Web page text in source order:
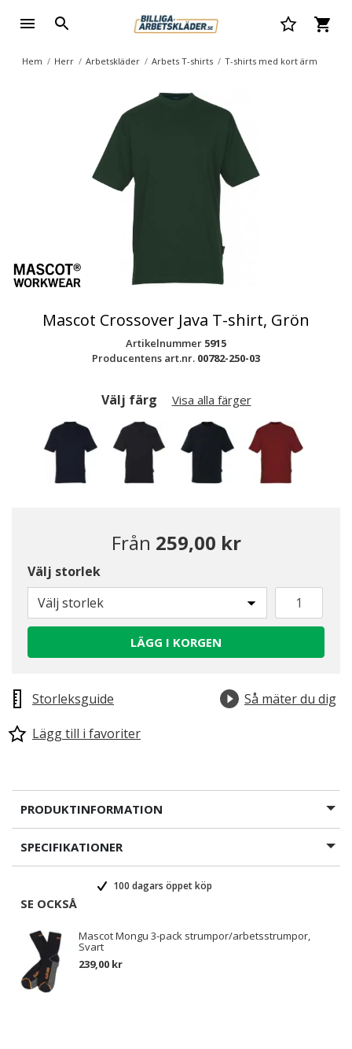
Hem Herr Arbetskläder Arbets T-shirts T-shirts med kort ärm
Mascot Crossover Java T-shirt, Grön
Artikelnummer 5915
Producentens art.nr. 00782-250-03
Välj färg Visa alla färger
Valda
Från 259,00 kr
Välj storlek
Välj storlek
LÄGG I KORGEN
Storleksguide
Så mäter du dig
Lägg till i favoriter
PRODUKTINFORMATION
SPECIFIKATIONER
100 dagars öppet köp
SE OCKSÅ
Mascot Mongu 3-pack strumpor/arbetsstrumpor,
Svart
239,00 kr